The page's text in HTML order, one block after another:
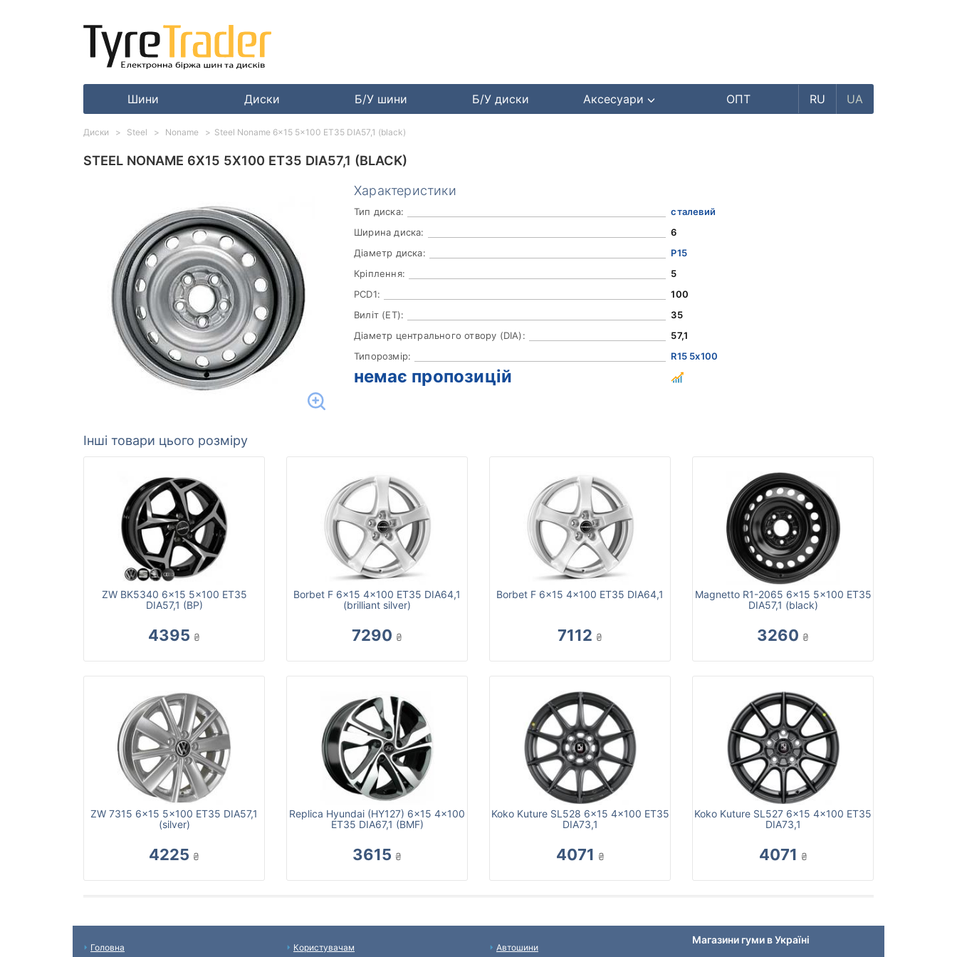
Шини Диски Б/У шини Б/У диски Аксесуари ОПТ RU UA
STEEL NONAME 6X15 5X100 ET35 DIA57,1 (BLACK)
Характеристики
Тип диска:
сталевий
Ширина диска:
6
Діаметр диска:
Р15
Кріплення:
5
PCD1:
100
Виліт (ET):
35
Діаметр центрального отвору (DIA):
57,1
Типорозмір:
R15 5x100
немає пропозицій
Інші товари цього розміру
ZW BK5340 6x15 5x100 ET35
DIA57,1 (BP)
4395 ₴
Borbet F 6x15 4x100 ET35 DIA64,1
(brilliant silver)
7290 ₴
Borbet F 6x15 4x100 ET35 DIA64,1
7112 ₴
Magnetto R1-2065 6x15 5x100 ET35
DIA57,1 (black)
3260 ₴
ZW 7315 6x15 5x100 ET35 DIA57,1
(silver)
4225 ₴
Replica Hyundai (HY127) 6x15 4x100
ET35 DIA67,1 (BMF)
3615 ₴
Koko Kuture SL528 6x15 4x100 ET35
DIA73,1
4071 ₴
Koko Kuture SL527 6x15 4x100 ET35
DIA73,1
4071 ₴
Диски Steel Noname Steel Noname 6x15 5x100 ET35 DIA57,1 (black)
Головна Користувачам Автошини
Магазини гуми в Україні